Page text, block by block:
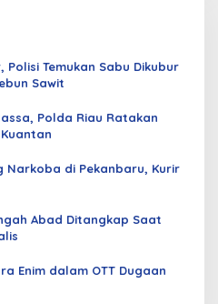
Polisi Temukan Sabu Dikubur
Sawit
Polda Riau Ratakan
Narkoba di Pekanbaru, Kurir
Abad Ditangkap Saat
Enim dalam OTT Dugaan